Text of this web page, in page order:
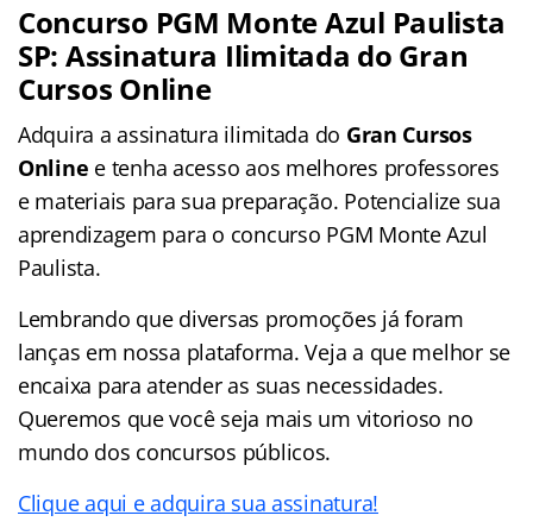
Concurso PGM Monte Azul Paulista
SP: Assinatura Ilimitada do Gran
Cursos Online
Adquira a assinatura ilimitada do Gran Cursos
Online e tenha acesso aos melhores professores
e materiais para sua preparação. Potencialize sua
aprendizagem para o concurso PGM Monte Azul
Paulista.
Lembrando que diversas promoções já foram
lanças em nossa plataforma. Veja a que melhor se
encaixa para atender as suas necessidades.
Queremos que você seja mais um vitorioso no
mundo dos concursos públicos.
Clique aqui e adquira sua assinatura!